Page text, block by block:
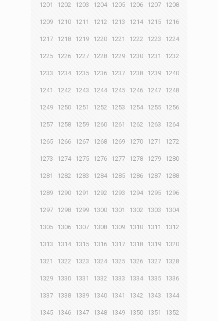
1201 1202 1203 1204 1205 1206 1207 1208
1209 1210 1211 1212 1213 1214 1215 1216
1217 1218 1219 1220 1221 1222 1223 1224
1225 1226 1227 1228 1229 1230 1231 1232
1233 1234 1235 1236 1237 1238 1239 1240
1241 1242 1243 1244 1245 1246 1247 1248
1249 1250 1251 1252 1253 1254 1255 1256
1257 1258 1259 1260 1261 1262 1263 1264
1265 1266 1267 1268 1269 1270 1271 1272
1273 1274 1275 1276 1277 1278 1279 1280
1281 1282 1283 1284 1285 1286 1287 1288
1289 1290 1291 1292 1293 1294 1295 1296
1297 1298 1299 1300 1301 1302 1303 1304
1305 1306 1307 1308 1309 1310 1311 1312
1313 1314 1315 1316 1317 1318 1319 1320
1321 1322 1323 1324 1325 1326 1327 1328
1329 1330 1331 1332 1333 1334 1335 1336
1337 1338 1339 1340 1341 1342 1343 1344
1345 1346 1347 1348 1349 1350 1351 1352